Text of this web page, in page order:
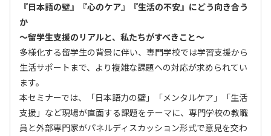
『日本語の壁』『心のケア』『生活の不安』にどう向き合う
か
～留学生支援のリアルと、私たちがすべきこと～
多様化する留学生の背景に伴い、専門学校では学習支援から
生活サポートまで、より複雑な課題への対応が求められてい
ます。
本セミナーでは、「日本語力の壁」「メンタルケア」「生活
支援」など現場が直面する課題をテーマに、専門学校の教職
員と外部専門家がパネルディスカッション形式で意見を交わ